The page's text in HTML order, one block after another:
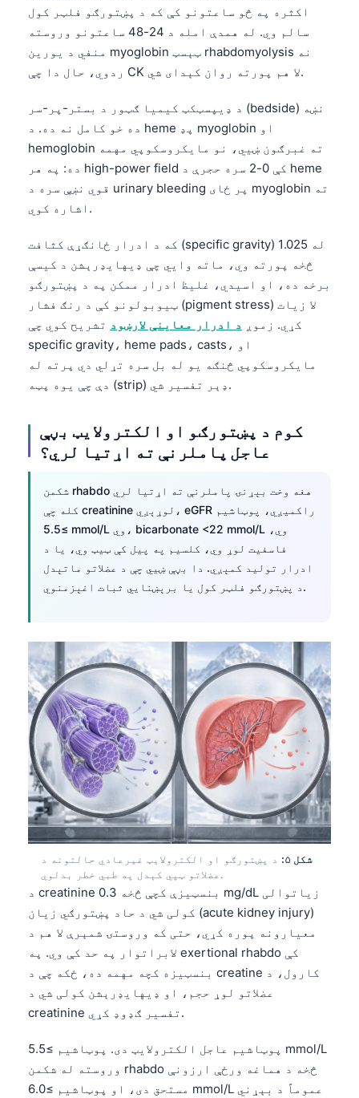
اکثره په څو ساعتونو کې که د پښتورګو فلټر کول
سالم وي. له همدې امله د 24-48 ساعتونو وروسته
منفي د یورین myoglobin ټېسټ rhabdomyolysis نه
ردوي، حال دا چې CK لا هم پورته روان کېدای شي.
د ډیپسټکټ کیمیا ګټور د بستر-پر-سر (bedside) نښه
ده خو کامل نه ده. د heme پډ myoglobin او
hemoglobin ته غبرګون ښيي، نو مایکروسکوپي مهمه
ده: په هر high-power field کې 0-2 سره حجرې د heme
قوي نښې سره د urinary bleeding پر ځای myoglobin ته
اشاره کوي.
که د ادرار ځانګړې کثافت (specific gravity) له 1.025
څخه پورته وي، ماته وایي چې ډیهایډرېشن د کیسې
برخه ده، او اسیدي، غلیظ ادرار ممکن په د پښتورګو
ټیوبولونو کې د رنګ فشار (pigment stress) لا زیات
کړي. زموږ د ادرار معاینې لارښود تشریح کوي چې
specific gravity، heme pads، casts، او
مایکروسکوپي څنګه یو له بل سره تړلي دي پرته له
دې چې یوه پټه (strip) ډېر تفسیر شي.
کوم د پښتورګو او الکترولایټ بڼې
عاجل پاملرنې ته اړتیا لري؟
شکمن rhabdo هغه وخت بېړنۍ پاملرنې ته اړتیا لري
کله چې creatinine لوړېږي، eGFR راکمیږي، پوټاشیم
≥5.5 mmol/L وي، bicarbonate <22 mmol/L وي،
فاسفیت لوړ وي، کلسیم په پیل کې ټیټ وي، یا د
ادرار تولید کمېږي. دا بڼې ښيي چې د عضلاتو ماتېدل
د پښتورګو فلټر کول یا برېښنایي ثبات اغېزمنوي.
شکل ۵:
د پښتورګو او الکترولایټ غیرعادي حالتونه د
عضلاتو ټپي کېدل په طبي خطر بدلوي.
د creatinine بنسټیزې کچې څخه 0.3 mg/dL زیاتوالی
کولی شي د حاد پښتورګي زیان (acute kidney injury)
معیارونه پوره کړي، حتی که وروستۍ شمېرې لا هم د
لابراتوار په حد کې وي. په exertional rhabdo کې
بنسټیزه کچه مهمه ده، ځکه چې د creatine کارول، د
عضلاتو لوړ حجم، او ډیهایډرېشن کولی شي د
creatinine تفسیر ګډوډ کړي.
پوټاشیم عاجل الکترولایټ دی. پوټاشیم ≥5.5 mmol/L
وروسته له شکمن rhabdo څخه د هماغه ورځې ارزونې
مستحق دی، او پوټاشیم ≥6.0 mmol/L عموماً د بېړني